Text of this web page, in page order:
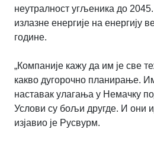
неутралност угљеника до
излазне енергије на енергију
године.
„Компаније кажу да им је све
какво дугорочно планирање.
наставак улагања у Немачку
Услови су бољи другде. И они
изјавио је Русвурм.